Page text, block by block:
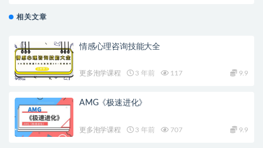
相关文章
情感心理咨询技能大全
更多泡学课程 3 年前 117 9.9
AMG《极速进化》
更多泡学课程 3 年前 707 9.9